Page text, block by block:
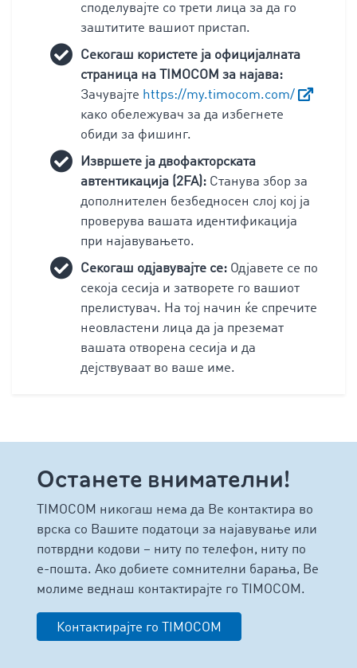
споделувајте со трети лица за да го
заштитите вашиот пристап.
Секогаш користете ја официјалната
страница на TIMOCOM за најава:
Зачувајте https://my.timocom.com/
како обележувач за да избегнете
обиди за фишинг.
Извршете ја двофакторската
автентикација (2FA): Станува збор за
дополнителен безбедносен слој кој ја
проверува вашата идентификација
при најавувањето.
Секогаш одјавувајте се: Одјавете се по
секоја сесија и затворете го вашиот
прелистувач. На тој начин ќе спречите
неовластени лица да ја преземат
вашата отворена сесија и да
дејствуваат во ваше име.
Останете внимателни!
TIMOCOM никогаш нема да Ве контактира во
врска со Вашите податоци за најавување или
потврдни кодови – ниту по телефон, ниту по
е-пошта. Ако добиете сомнителни барања, Ве
молиме веднаш контактирајте го TIMOCOM.
Контактирајте го TIMOCOM